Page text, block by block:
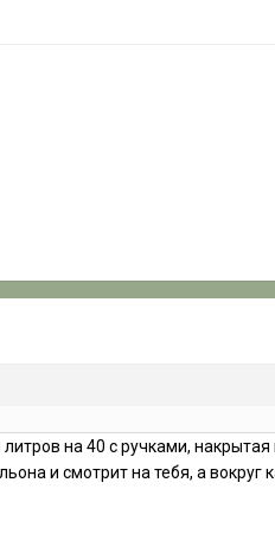
на 40 с ручками, накрытая
и смотрит на тебя, а вокруг